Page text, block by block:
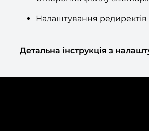
Налаштування
Детальна інструкція з